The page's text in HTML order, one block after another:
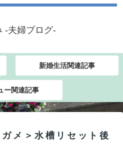
-夫婦ブログ-
新婚生活関連記事
ー関連記事
メ＞水槽リセット後